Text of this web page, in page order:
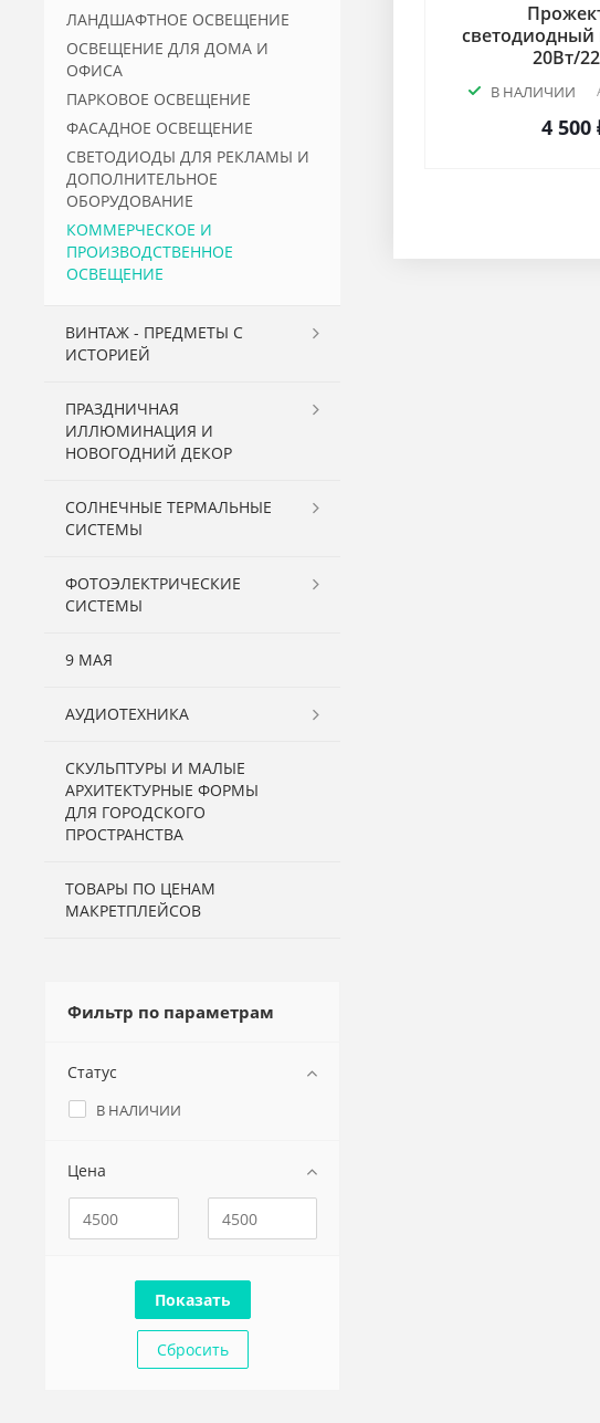
20Вт/
В НАЛИЧИИ
4 500
ЛАНДШАФТНОЕ ОСВЕЩЕНИЕ
ОСВЕЩЕНИЕ ДЛЯ ДОМА И
ОФИСА
ПАРКОВОЕ ОСВЕЩЕНИЕ
ФАСАДНОЕ ОСВЕЩЕНИЕ
СВЕТОДИОДЫ ДЛЯ РЕКЛАМЫ И
ДОПОЛНИТЕЛЬНОЕ
ОБОРУДОВАНИЕ
КОММЕРЧЕСКОЕ И
ПРОИЗВОДСТВЕННОЕ
ОСВЕЩЕНИЕ
ВИНТАЖ - ПРЕДМЕТЫ С
ИСТОРИЕЙ
ПРАЗДНИЧНАЯ
ИЛЛЮМИНАЦИЯ И
НОВОГОДНИЙ ДЕКОР
СОЛНЕЧНЫЕ ТЕРМАЛЬНЫЕ
СИСТЕМЫ
ФОТОЭЛЕКТРИЧЕСКИЕ
СИСТЕМЫ
9 МАЯ
АУДИОТЕХНИКА
СКУЛЬПТУРЫ И МАЛЫЕ
АРХИТЕКТУРНЫЕ ФОРМЫ
ДЛЯ ГОРОДСКОГО
ПРОСТРАНСТВА
ТОВАРЫ ПО ЦЕНАМ
МАКРЕТПЛЕЙСОВ
Фильтр по параметрам
Статус
В НАЛИЧИИ
Цена
Сбросить